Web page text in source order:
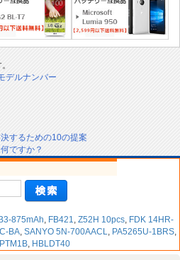
デルナンバー
するための10の提案
ですか？
875mAh, FB421, Z52H 10pcs, FDK 14HR-
BA, SANYO 5N-700AACL, PA5265U-1BRS,
, HBLDT40